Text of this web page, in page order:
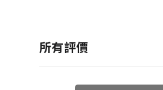
所有評價